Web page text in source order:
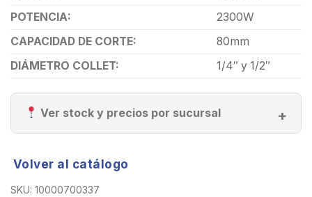
POTENCIA:
2300W
CAPACIDAD DE CORTE:
80mm
DIÁMETRO COLLET:
1/4″ y 1/2″
Ver stock y precios por sucursal
Volver al catálogo
SKU: 10000700337